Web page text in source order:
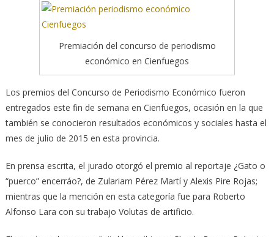
Premiación del concurso de periodismo
económico en Cienfuegos
Los premios del Concurso de Periodismo Económico fueron
entregados este fin de semana en Cienfuegos, ocasión en la que
también se conocieron resultados económicos y sociales hasta el
mes de julio de 2015 en esta provincia.
En prensa escrita, el jurado otorgó el premio al reportaje ¿Gato o
“puerco” encerráo?, de Zulariam Pérez Martí y Alexis Pire Rojas;
mientras que la mención en esta categoría fue para Roberto
Alfonso Lara con su trabajo Volutas de artificio.